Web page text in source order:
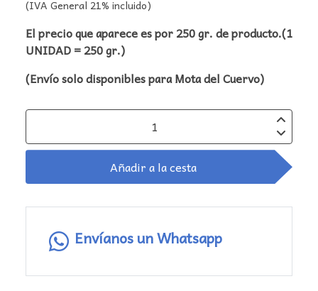
(IVA General 21% incluido)
El precio que aparece es por 250 gr. de producto.(1
UNIDAD = 250 gr.)
(Envío solo disponibles para Mota del Cuervo)
Añadir a la cesta
Envíanos un Whatsapp